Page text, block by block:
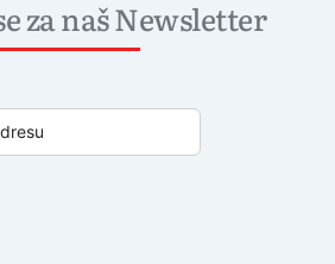
za naš Newsletter